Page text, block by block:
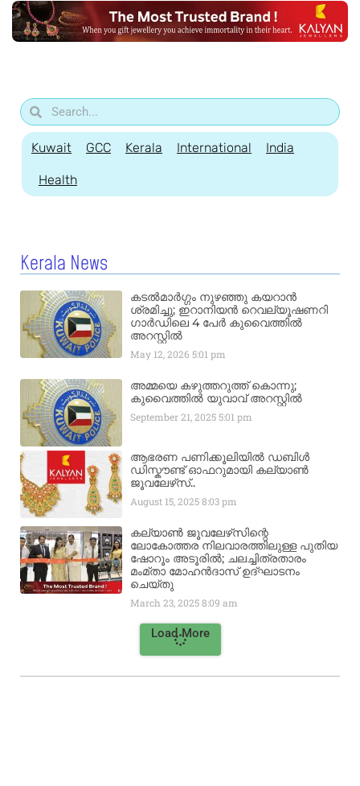
Kuwait GCC Kerala International India
Health
Kerala News
കടൽമാർഗ്ഗം നുഴഞ്ഞു കയറാൻ
ശ്രമിച്ചു; ഇറാനിയൻ റെവല്യൂഷണറി
ഗാർഡിലെ 4 പേർ കുവൈത്തിൽ
അറസ്റ്റിൽ
May 12, 20265:01 pm
അമ്മയെ കഴുത്തറുത്ത് കൊന്നു;
കുവൈത്തിൽ യുവാവ് അറസ്റ്റിൽ
September 21, 20255:01 pm
ആഭരണ പണിക്കൂലിയിൽ ഡബിൾ
ഡിസ്കൗണ്ട് ഓഫറുമായി കല്യാൺ
ജൂവലേഴ്‌സ്..
August 15, 20258:03 pm
കല്യാൺ ജൂവലേഴ്‌സിന്റെ
ലോകോത്തര നിലവാരത്തിലുള്ള പുതിയ
ഷോറൂം അടൂരിൽ; ചലച്ചിത്രതാരം
മംമ്താ മോഹൻദാസ് ഉദ്ഘാടനം
ചെയ്‌തു
March 23, 20258:09 am
Load More